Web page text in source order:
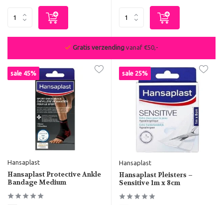
Gratis verzending vanaf €50,-
sale 45%
Hansaplast
Hansaplast Protective Ankle
Bandage Medium
sale 25%
Hansaplast
Hansaplast Pleisters –
Sensitive 1m x 8cm